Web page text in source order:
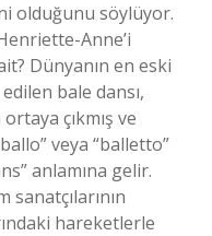
olduğunu söylüyor.
Anne’i
Dünyanın en eski
bale dansı,
çıkmış ve
veya “balletto”
anlamına gelir.
sanatçılarının
hareketlerle